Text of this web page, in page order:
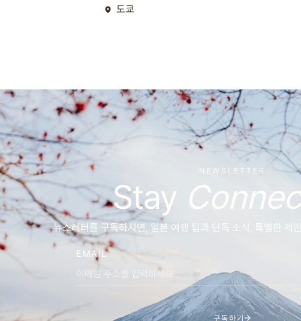
도쿄
NEWSLETTER
Stay
뉴스레터를 구독하시면, 일본 여행 팁과 단독 소식, 특별한 제
EMAIL
구독하기